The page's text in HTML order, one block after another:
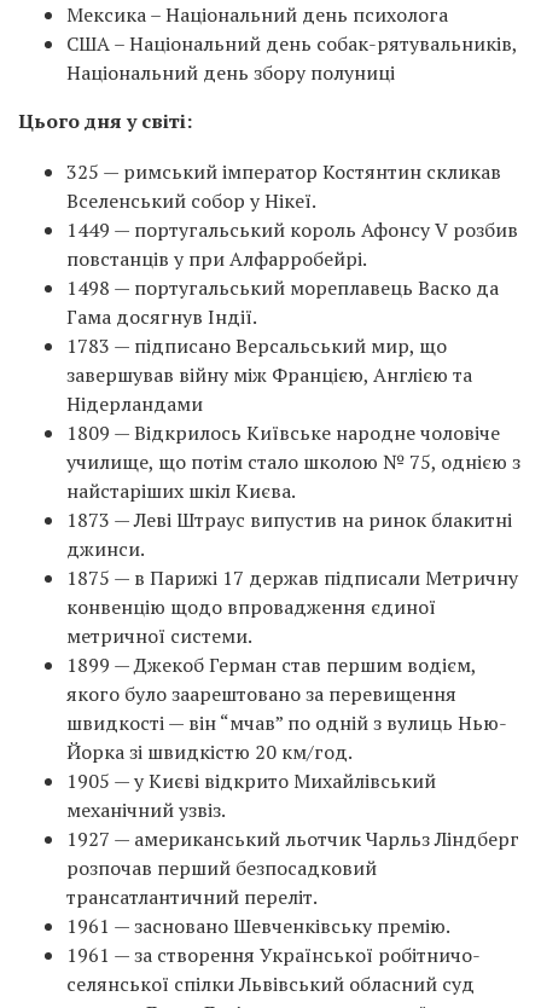
Мексика – Національний день психолога
США – Національний день собак-рятувальників,
Національний день збору полуниці
Цього дня у світі:
325 — римський імператор Костянтин скликав
Вселенський собор у Нікеї.
1449 — португальський король Афонсу V розбив
повстанців у при Алфарробейрі.
1498 — португальський мореплавець Васко да
Гама досягнув Індії.
1783 — підписано Версальський мир, що
завершував війну між Францією, Англією та
Нідерландами
1809 — Відкрилось Київське народне чоловіче
училище, що потім стало школою № 75, однією з
найстаріших шкіл Києва.
1873 — Леві Штраус випустив на ринок блакитні
джинси.
1875 — в Парижі 17 держав підписали Метричну
конвенцію щодо впровадження єдиної
метричної системи.
1899 — Джекоб Герман став першим водієм,
якого було заарештовано за перевищення
швидкості — він “мчав” по одній з вулиць Нью-
Йорка зі швидкістю 20 км/год.
1905 — у Києві відкрито Михайлівський
механічний узвіз.
1927 — американський льотчик Чарльз Ліндберг
розпочав перший безпосадковий
трансатлантичний переліт.
1961 — засновано Шевченківську премію.
1961 — за створення Української робітничо-
селянської спілки Львівський обласний суд